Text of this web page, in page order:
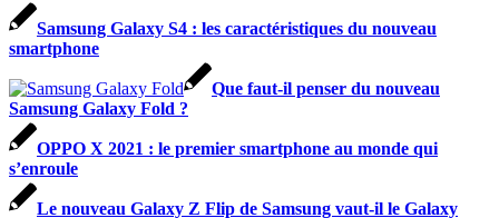
Samsung Galaxy S4 : les caractéristiques du nouveau
smartphone
Que faut-il penser du nouveau
Samsung Galaxy Fold ?
OPPO X 2021 : le premier smartphone au monde qui
s’enroule
Le nouveau Galaxy Z Flip de Samsung vaut-il le Galaxy